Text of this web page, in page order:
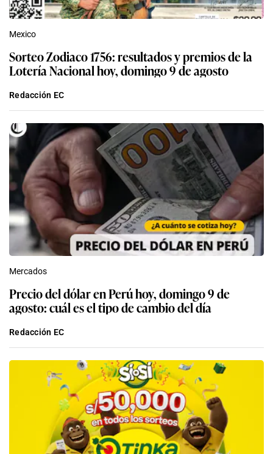
Mexico
Sorteo Zodiaco 1756: resultados y premios de la
Lotería Nacional hoy, domingo 9 de agosto
Redacción EC
Mercados
Precio del dólar en Perú hoy, domingo 9 de
agosto: cuál es el tipo de cambio del día
Redacción EC